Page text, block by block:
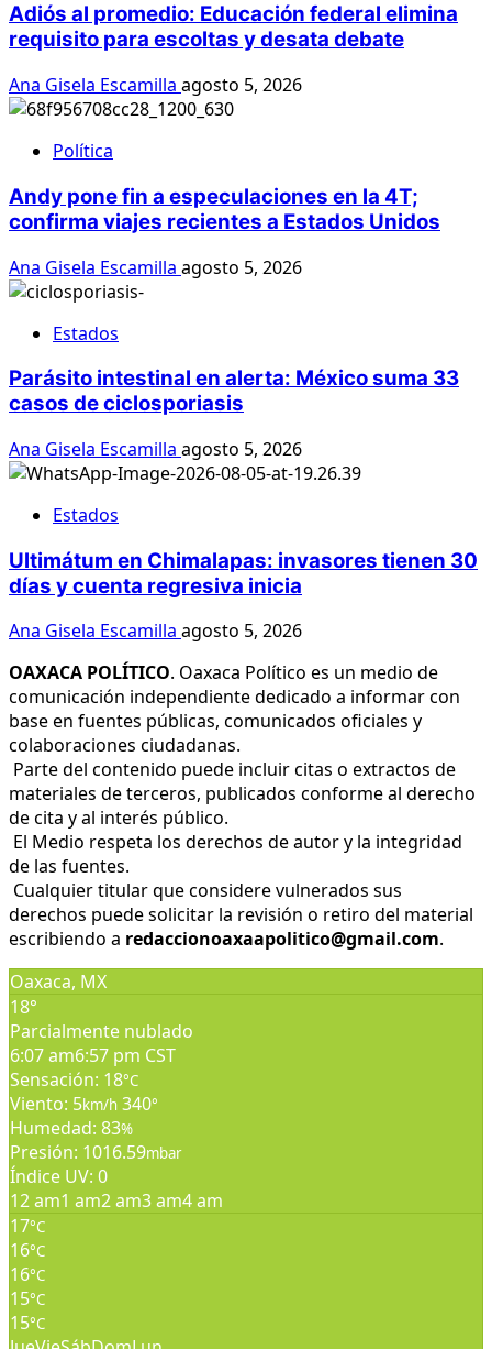
Adiós al promedio: Educación federal elimina
requisito para escoltas y desata debate
Ana Gisela Escamilla agosto 5, 2026
Política
Andy pone fin a especulaciones en la 4T;
confirma viajes recientes a Estados Unidos
Ana Gisela Escamilla agosto 5, 2026
Estados
Parásito intestinal en alerta: México suma 33
casos de ciclosporiasis
Ana Gisela Escamilla agosto 5, 2026
Estados
Ultimátum en Chimalapas: invasores tienen 30
días y cuenta regresiva inicia
Ana Gisela Escamilla agosto 5, 2026
OAXACA POLÍTICO. Oaxaca Político es un medio de
comunicación independiente dedicado a informar con
base en fuentes públicas, comunicados oficiales y
colaboraciones ciudadanas.
Parte del contenido puede incluir citas o extractos de
materiales de terceros, publicados conforme al derecho
de cita y al interés público.
El Medio respeta los derechos de autor y la integridad
de las fuentes.
Cualquier titular que considere vulnerados sus
derechos puede solicitar la revisión o retiro del material
escribiendo a redaccionoaxaapolitico@gmail.com.
Oaxaca, MX
18°
Parcialmente nublado
6:07 am6:57 pm CST
Sensación: 18°C
Viento: 5km/h 340°
Humedad: 83%
Presión: 1016.59mbar
Índice UV: 0
12 am1 am2 am3 am4 am
17°C
16°C
16°C
15°C
15°C